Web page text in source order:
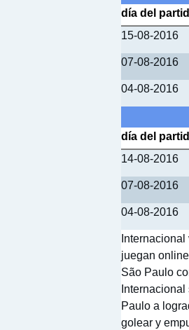
día del
15-08-2016
07-08-2016
04-08-2016
día del
14-08-2016
07-08-2016
04-08-2016
Internacional
juegan
São Paulo
Paulo a
golear y